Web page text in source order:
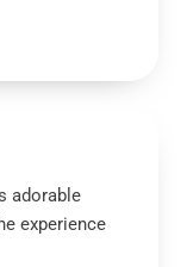
adorable
experience